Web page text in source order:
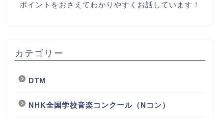
ポイントをおさえてわかりやすくお話しています！
カテゴリー
DTM
NHK全国学校音楽コンクール（Nコン）